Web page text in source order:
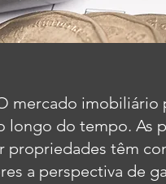
mercado
longo do tempo. As
propriedades têm
a perspectiva de